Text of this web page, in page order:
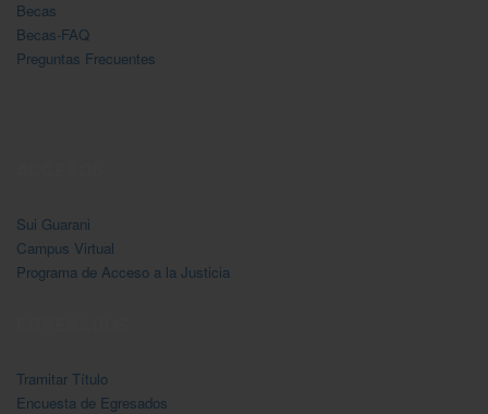
Becas
Becas-FAQ
Preguntas Frecuentes
Sui Guarani
Campus Virtual
Programa de Acceso a la Justicia
Tramitar Título
Encuesta de Egresados